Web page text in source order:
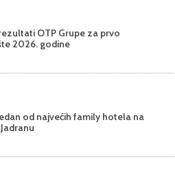
OTP Grupe za prvo
2026. godine
od najvećih family hotela na